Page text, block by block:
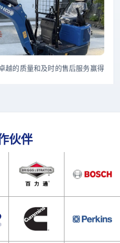
越的质量和及时的售后服务赢得
伙伴